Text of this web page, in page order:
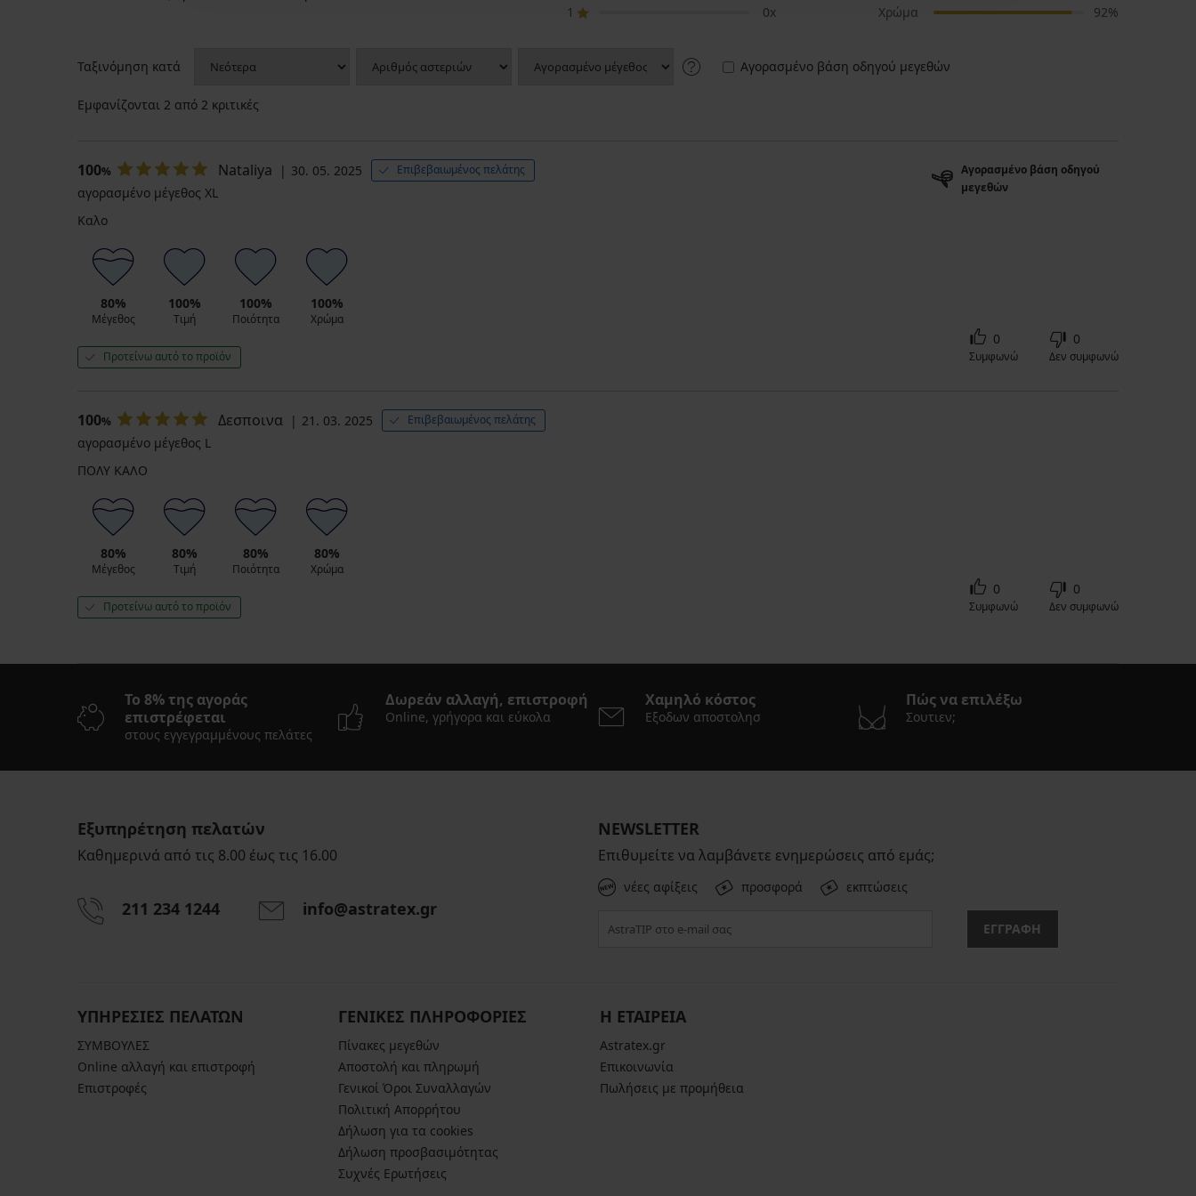
μπλουζάκι
Stripe
22,99
μπλουζάκι
Ria
18,99
1
0x
Χρώμα
92%
Ταξινόμηση κατά Αγορασμένο βάση οδηγού μεγεθών
Εμφανίζονται 2 από 2 κριτικές
100% Nataliya 30. 05. 2025 Επιβεβαιωμένος πελάτης
Αγορασμένο βάση οδηγού
μεγεθών
αγορασμένο μέγεθος XL
Καλο
80%
Μέγεθος
100%
Τιμή
100%
Ποιότητα
100%
Χρώμα
Προτείνω αυτό το προϊόν
0
Συμφωνώ
0
Δεν συμφωνώ
100% Δεσποινα 21. 03. 2025 Επιβεβαιωμένος πελάτης
αγορασμένο μέγεθος L
ΠΟΛΥ ΚΑΛΟ
80%
Μέγεθος
80%
Τιμή
80%
Ποιότητα
80%
Χρώμα
Προτείνω αυτό το προϊόν
0
Συμφωνώ
0
Δεν συμφωνώ
Το 8% της αγοράς
επιστρέφεται
στους εγγεγραμμένους πελάτες
Δωρεάν αλλαγή, επιστροφή
Online, γρήγορα και εύκολα
Χαμηλό κόστος
Εξοδων αποστολησ
Πώς να επιλέξω
Σουτιεν;
Εξυπηρέτηση πελατών
Καθημερινά από τις 8.00 έως τις 16.00
211 234 1244 info@astratex.gr
NEWSLETTER
Επιθυμείτε να λαμβάνετε ενημερώσεις από εμάς;
νέες αφίξεις προσφορά εκπτώσεις
ΕΓΓΡΑΦΗ
ΥΠΗΡΕΣΙΕΣ ΠΕΛΑΤΩΝ
ΣΥΜΒΟΥΛΕΣ
Online αλλαγή και επιστροφή
Επιστροφές
ΓΕΝΙΚΕΣ ΠΛΗΡΟΦΟΡΙΕΣ
Πίνακες μεγεθών
Αποστολή και πληρωμή
Γενικοί Όροι Συναλλαγών
Πολιτική Απορρήτου
Δήλωση για τα cookies
Δήλωση προσβασιμότητας
Συχνές Ερωτήσεις
Η ΕΤΑΙΡΕΙΑ
Astratex.gr
Επικοινωνία
Πωλήσεις με προμήθεια